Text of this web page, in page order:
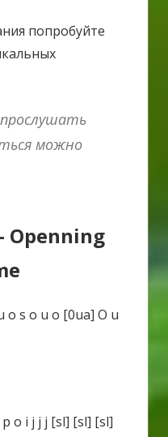
попробуйте
можно
Openning
o s o u o [0ua] O u
o i j j j [sl] [sl] [sl]